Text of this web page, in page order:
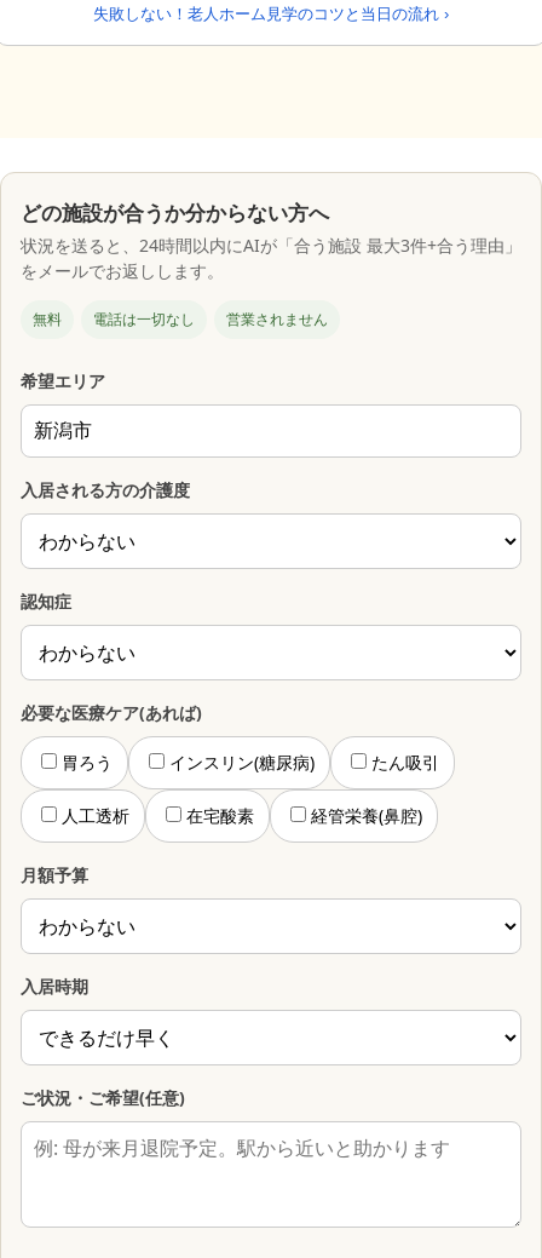
失敗しない！老人ホーム見学のコツと当日の流れ ›
どの施設が合うか分からない方へ
状況を送ると、24時間以内にAIが「合う施設 最大3件+合う理由」
をメールでお返しします。
無料 電話は一切なし 営業されません
希望エリア
入居される方の介護度
認知症
必要な医療ケア(あれば)
胃ろう インスリン(糖尿病) たん吸引
人工透析 在宅酸素 経管栄養(鼻腔)
月額予算
入居時期
ご状況・ご希望(任意)